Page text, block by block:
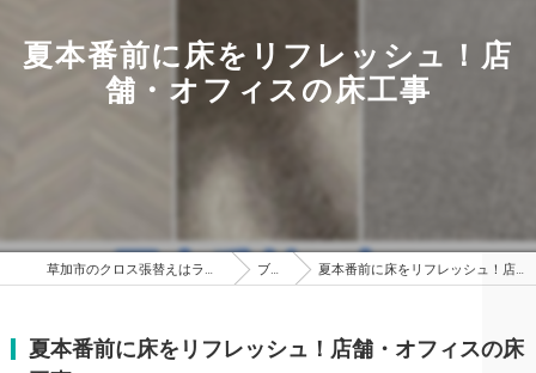
夏本番前に床をリフレッシュ！店
舗・オフィスの床工事
草加市のクロス張替えはライフアート株式会社 ブログ 夏本番前に床をリフレッシュ！店舗・オフィスの床工事
夏本番前に床をリフレッシュ！店舗・オフィスの床